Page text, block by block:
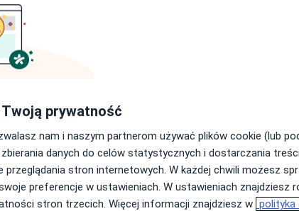
zł
Umawianie online nie jest dostępne
Poproś o wizytę
Twoją prywatność
nam i naszym partnerom używać plików cookie (lub
danych do celów statystycznych i dostarczania
przeglądania stron internetowych. W każdej chwili możesz
preferencje w ustawieniach. W ustawieniach znajdziesz
stron trzecich. Więcej informacji znajdziesz w polityka